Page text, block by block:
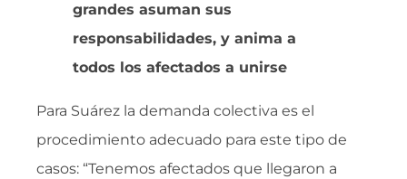
grandes asuman sus
responsabilidades, y anima a
todos los afectados a unirse
Para Suárez la demanda colectiva es el
procedimiento adecuado para este tipo de
casos: “Tenemos afectados que llegaron a